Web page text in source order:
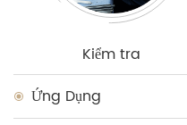
Kiểm tra
Ứng Dụng